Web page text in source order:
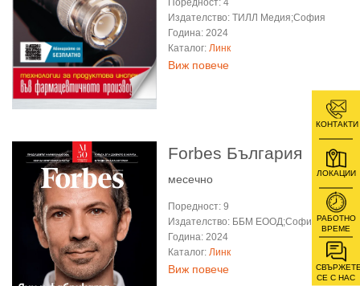
Издателство: ТИЛЛ Медия;София
Година: 2024
Каталог: Линк
Виж повече
Forbes България
месечно
Поредност: 9
Издателство: ББМ ЕООД;София
Година: 2024
Каталог: Линк
Виж повече
КОНТАКТИ
ЛОКАЦИИ
РАБОТНО
ВРЕМЕ
СЕ С НАС